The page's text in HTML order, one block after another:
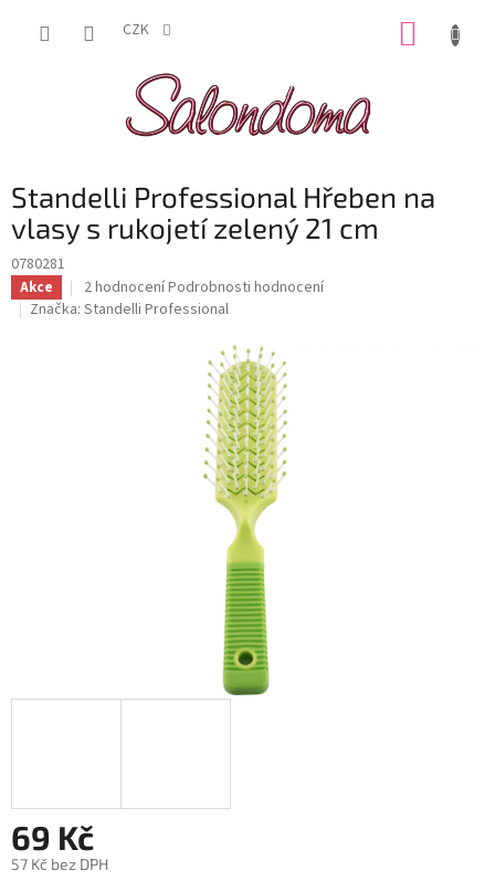
CZK
Standelli Professional Hřeben na
vlasy s rukojetí zelený 21 cm
0780281
Akce
Průměrné
hodnocení
2 hodnoceníPodrobnosti hodnocení
Značka: Standelli Professional
69 Kč
57 Kč bez DPH